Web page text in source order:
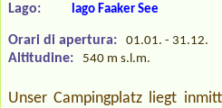
Lago: lago Faaker See
Orari di apertura: 01.01. - 31.12.
Altitudine: 540 m s.l.m.
Unser Campingplatz liegt